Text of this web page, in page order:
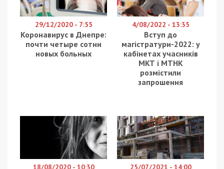
Идет полномасштабная вооруженная агрессия
российской федерации против нашего
государства. Наиболее активные действия
противника фиксируются на Слобожанском и
Донецком направлениях.
На Волынском, Полесском и Северском
направлениях противник активных действий не
Восточного военного округа. Грузовые и
специальные автомобили и топливозаправщики
двигаются в районы загрузки.
На Слобожанском направлении оккупанты